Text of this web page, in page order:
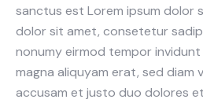
sanctus est Lorem ipsum dolor
dolor sit amet, consetetur
nonumy eirmod tempor
magna aliquyam erat, sed diam
accusam et justo duo dolores